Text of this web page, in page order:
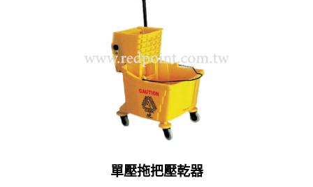
單壓拖把壓乾器